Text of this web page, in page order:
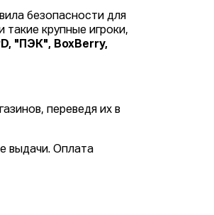
безопасности для
крупные игроки,
"ПЭК", BoxBerry,
переведя их в
выдачи. Оплата